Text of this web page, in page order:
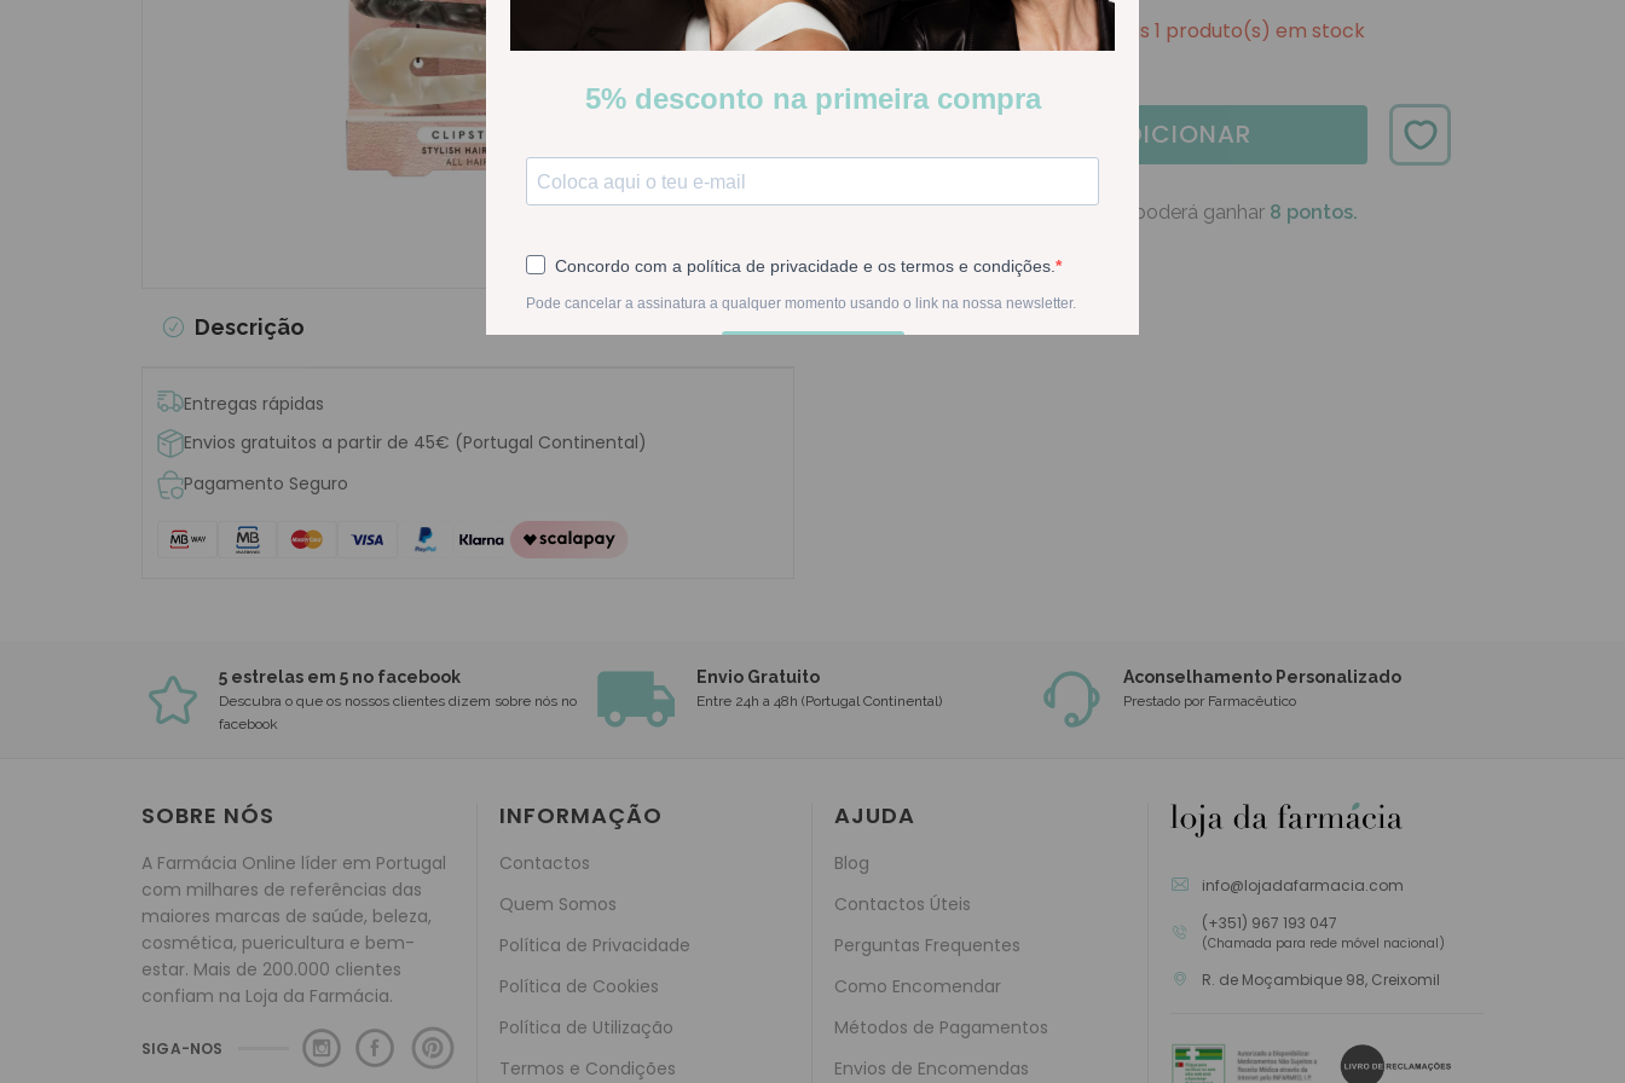
Descrição
Entregas rápidas
Envios gratuitos a partir de 45€ (Portugal Continental)
Pagamento Seguro
Poucas Unidades
Apenas 1 produto(s) em stock
ADICIONAR
Na compra deste produto poderá ganhar 8 pontos.
5 estrelas em 5 no facebook
Descubra o que os nossos clientes dizem sobre nós no
facebook
Envio Gratuito
Entre 24h a 48h (Portugal Continental)
Aconselhamento Personalizado
Prestado por Farmacêutico
SOBRE NÓS
A Farmácia Online líder em Portugal
com milhares de referências das
maiores marcas de saúde, beleza,
cosmética, puericultura e bem-
estar. Mais de 200.000 clientes
confiam na Loja da Farmácia.
SIGA-NOS
INFORMAÇÃO
Contactos
Quem Somos
Política de Privacidade
Política de Cookies
Política de Utilização
Termos e Condições
AJUDA
Blog
Contactos Úteis
Perguntas Frequentes
Como Encomendar
Métodos de Pagamentos
Envios de Encomendas
info@lojadafarmacia.com
(+351) 967 193 047
(Chamada para rede móvel nacional)
R. de Moçambique 98, Creixomil